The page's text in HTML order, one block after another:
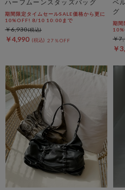
ハーフムーンスタッズバッグ
期間限定タイムセールSALE価格から更に
10%OFF! 8/10 10:00まで
￥4,990 27％OFF
￥6,930
ベ
グ
期間
￥
￥